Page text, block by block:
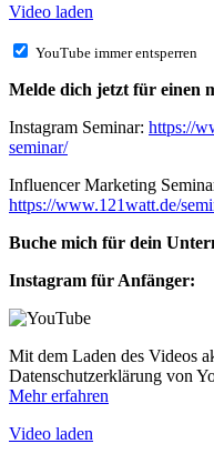
Video laden
YouTube immer entsperren
Melde dich jetzt für einen
Instagram Seminar: https://
seminar/
Influencer Marketing
https://www.121watt.de/
Buche mich für dein
Instagram für Anfänger:
Mit dem Laden des Videos
Datenschutzerklärung von
Mehr erfahren
Video laden